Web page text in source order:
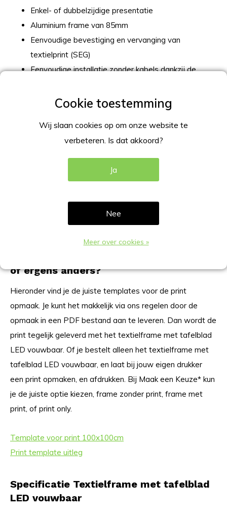
Enkel- of dubbelzijdige presentatie
Aluminium frame van 85mm
Eenvoudige bevestiging en vervanging van
textielprint (SEG)
Eenvoudige installatie zonder kabels dankzij de
Combineer met de Textielframe LED vouwbouw
Eenvoudige montage door uitklappen
Binnen gebruik
Nadelen / - punten op een rij:
achterzijde apart worden besteld
Niet voorzien van legplank voor opslag
of ergens anders?
Hieronder vind je de juiste templates voor de print
opmaak. Je kunt het makkelijk via ons regelen door de
opmaak in een PDF bestand aan te leveren. Dan wordt de
print tegelijk geleverd met het textielframe met tafelblad
LED vouwbaar. Of je bestelt alleen het textielframe met
tafelblad LED vouwbaar, en laat bij jouw eigen drukker
een print opmaken, en afdrukken. Bij Maak een Keuze* kun
je de juiste optie kiezen, frame zonder print, frame met
print, of print only.
Template voor print 100x100cm
Print template uitleg
Specificatie Textielframe met tafelblad
LED vouwbaar
Wij slaan cookies op om onze website te
verbeteren. Is dat akkoord?
Ja
Nee
Meer over cookies »